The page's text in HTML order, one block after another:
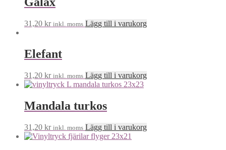
31,20 kr inkl. moms Lägg till i varukorg
Elefant
31,20 kr inkl. moms Lägg till i varukorg
Mandala turkos
31,20 kr inkl. moms Lägg till i varukorg